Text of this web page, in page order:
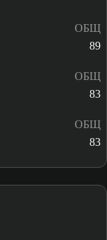
ОБЩ
89
ОБЩ
83
ОБЩ
83